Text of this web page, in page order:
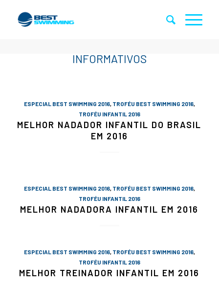
ESPECIAL BEST SWIMMING 2016, TROFÉU BEST SWIMMING 2016,
TROFÉU INFANTIL 2016
MELHOR NADADOR INFANTIL DO BRASIL
EM 2016
ESPECIAL BEST SWIMMING 2016, TROFÉU BEST SWIMMING 2016,
TROFÉU INFANTIL 2016
MELHOR NADADORA INFANTIL EM 2016
ESPECIAL BEST SWIMMING 2016, TROFÉU BEST SWIMMING 2016,
TROFÉU INFANTIL 2016
MELHOR TREINADOR INFANTIL EM 2016